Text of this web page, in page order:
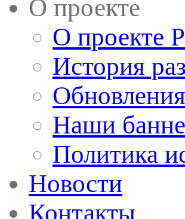
О проекте
О проекте
История
Наши
Политика
Новости
Контакты